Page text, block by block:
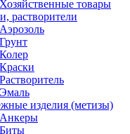
Хозяйственные товары
растворители
Аэрозоль
Грунт
Колер
Краски
Растворитель
Эмаль
изделия (метизы)
Анкеры
Биты